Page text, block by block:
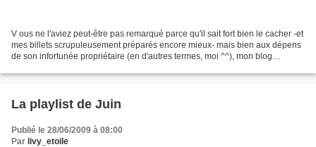
V ous ne l'aviez peut-être pas remarqué parce qu'il sait fort bien le cacher -et
mes billets scrupuleusement préparés encore mieux- mais bien aux dépens
de son infortunée propriétaire (en d'autres termes, moi ^^), mon blog
La playlist de Juin
Publié le 28/06/2009 à 08:00
Par livy_etoile